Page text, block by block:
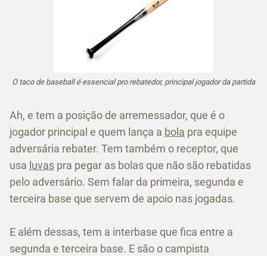
O taco de baseball é essencial pro rebatedor, principal jogador da partida
Ah, e tem a posição de arremessador, que é o
jogador principal e quem lança a bola pra equipe
adversária rebater. Tem também o receptor, que
usa luvas pra pegar as bolas que não são rebatidas
pelo adversário. Sem falar da primeira, segunda e
terceira base que servem de apoio nas jogadas.
E além dessas, tem a interbase que fica entre a
segunda e terceira base. E são o campista